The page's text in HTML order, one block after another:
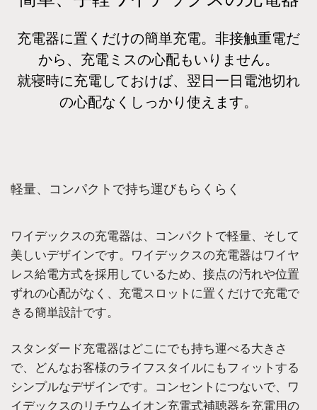
充電器に置くだけの簡単充電。非接触重電だ
から、充電ミスの心配もいりません。
就寝時に充電しておけば、翌日一日電池切れ
の心配なくしっかり使えます。
軽量、コンパクトで持ち運びもらくらく
ワイデックスの充電器は、コンパクトで軽量、そして
美しいデザインです。ワイデックスの充電器はワイヤ
レス給電方式を採用しているため、接点の汚れや位置
ずれの心配がなく、充電スロットに置くだけで充電で
きる簡単設計です。
スタンダード充電器はどこにでも持ち運べる大きさ
で、どんなお客様のライフスタイルにもフィットする
シンプルなデザインです。コンセントにつないで、ワ
イデックスのリチウムイオン充電式補聴器を充電用の